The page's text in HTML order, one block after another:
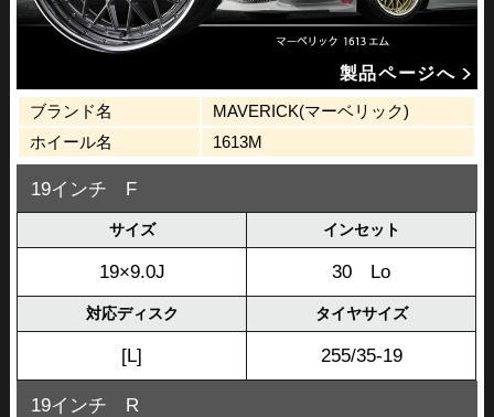
製品ページへ
ブランド名
MAVERICK(マーベリック)
ホイール名
1613M
19インチ F
サイズ インセット
19×9.0J 30 Lo
対応ディスク タイヤサイズ
[L] 255/35-19
19インチ R